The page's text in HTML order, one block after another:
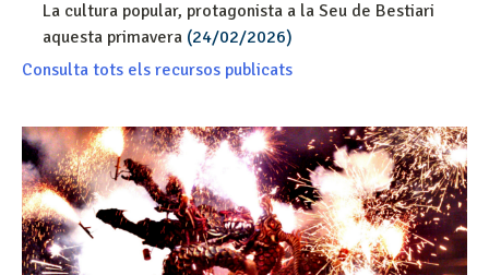
La cultura popular, protagonista a la Seu de Bestiari
aquesta primavera (24/02/2026)
Consulta tots els recursos publicats